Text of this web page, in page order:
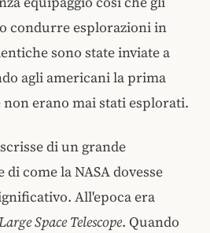
condurre esplorazioni in
sono state inviate a
agli americani la prima
erano mai stati esplorati.
di un grande
come la NASA dovesse
All'epoca era
Space Telescope. Quando